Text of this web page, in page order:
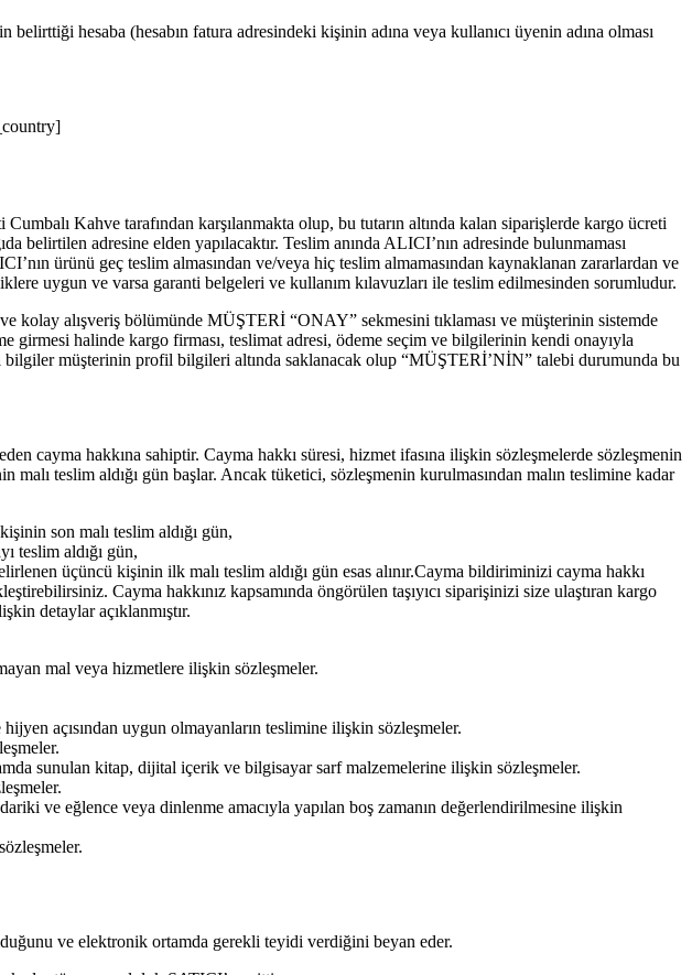
hesaba (hesabın fatura adresindeki kişinin adına veya kullanıcı üyenin adına olması
Kahve tarafından karşılanmakta olup, bu tutarın altında kalan siparişlerde kargo ücreti
belirtilen adresine elden yapılacaktır. Teslim anında ALICI’nın adresinde bulunmaması
ürünü geç teslim almasından ve/veya hiç teslim almamasından kaynaklanan zararlardan ve
uygun ve varsa garanti belgeleri ve kullanım kılavuzları ile teslim edilmesinden sorumludur.
kolay alışveriş bölümünde MÜŞTERİ “ONAY” sekmesini tıklaması ve müşterinin sistemde
halinde kargo firması, teslimat adresi, ödeme seçim ve bilgilerinin kendi onayıyla
müşterinin profil bilgileri altında saklanacak olup “MÜŞTERİ’NİN” talebi durumunda bu
cayma hakkına sahiptir. Cayma hakkı süresi, hizmet ifasına ilişkin sözleşmelerde sözleşmenin
teslim aldığı gün başlar. Ancak tüketici, sözleşmenin kurulmasından malın teslimine kadar
son malı teslim aldığı gün,
teslim aldığı gün,
üçüncü kişinin ilk malı teslim aldığı gün esas alınır.Cayma bildiriminizi cayma hakkı
Cayma hakkınız kapsamında öngörülen taşıyıcı siparişinizi size ulaştıran kargo
detaylar açıklanmıştır.
mal veya hizmetlere ilişkin sözleşmeler.
açısından uygun olmayanların teslimine ilişkin sözleşmeler.
sunulan kitap, dijital içerik ve bilgisayar sarf malzemelerine ilişkin sözleşmeler.
ve eğlence veya dinlenme amacıyla yapılan boş zamanın değerlendirilmesine ilişkin
ve elektronik ortamda gerekli teyidi verdiğini beyan eder.